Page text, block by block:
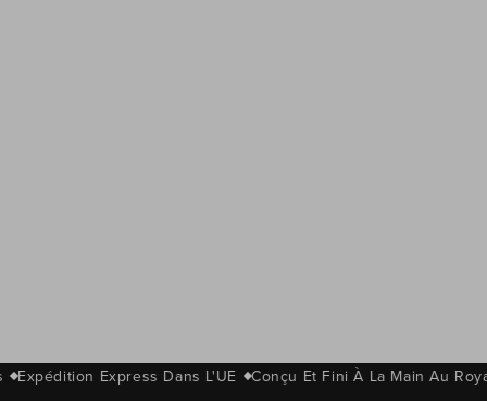
Express Dans L'UE Conçu Et Fini À La Main Au